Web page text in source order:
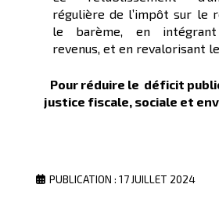
régulière de l’impôt sur le
le barème, en intégrant
revenus, et en revalorisant
Pour réduire le déficit
justice fiscale, sociale et
PUBLICATION : 17 JUILLET 2024